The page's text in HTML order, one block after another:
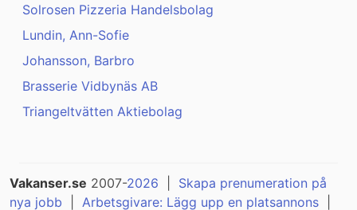
Solrosen Pizzeria Handelsbolag
Lundin, Ann-Sofie
Johansson, Barbro
Brasserie Vidbynäs AB
Triangeltvätten Aktiebolag
Vakanser.se 2007-2026
Skapa prenumeration på
nya jobb
Arbetsgivare: Lägg upp en platsannons